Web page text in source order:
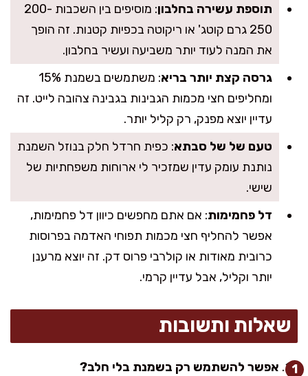
תוספת עשירה בחלבון
: מוסיפים בין השכבות 200-
250 גרם קוטג' או ריקוטה בכפיות קטנות. זה הופך
את המנה לעוד יותר משביעה ועשיר בחלבון.
גרסה קצת יותר בריא
: משתמשים בשמנת 15%
ומחליפים חצי מכמות הגבינות בגבינה צהובה לייט. זה
עדיין יוצא מפנק, רק קליל יותר.
טעם של של סבתא: כפית חרדל חלק בנוזל השמנת
נותנת עומק עדין שמזכיר לי ארוחות משפחתיות של
שישי.
דל פחמימות: אם אתם מחפשים כיוון דל פחמימות,
אפשר להחליף חצי מכמות תפוחי האדמה בפרוסות
כרובית מאודות או קולרבי פרוס דק. זה יוצא מרענן
יותר וקליל, אבל עדיין קרמי.
שאלות ותשובות
אפשר להשתמש רק בשמנת בלי חלב?